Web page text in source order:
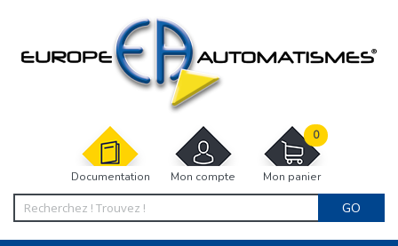
Documentation Mon compte Mon panier
0
GO